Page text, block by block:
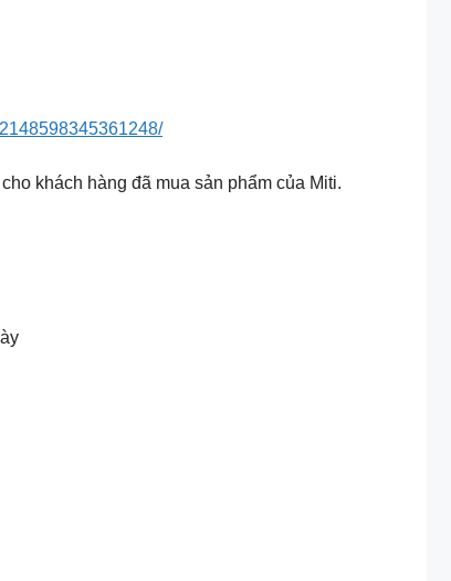
khách hàng đã mua sản phẩm của Miti.